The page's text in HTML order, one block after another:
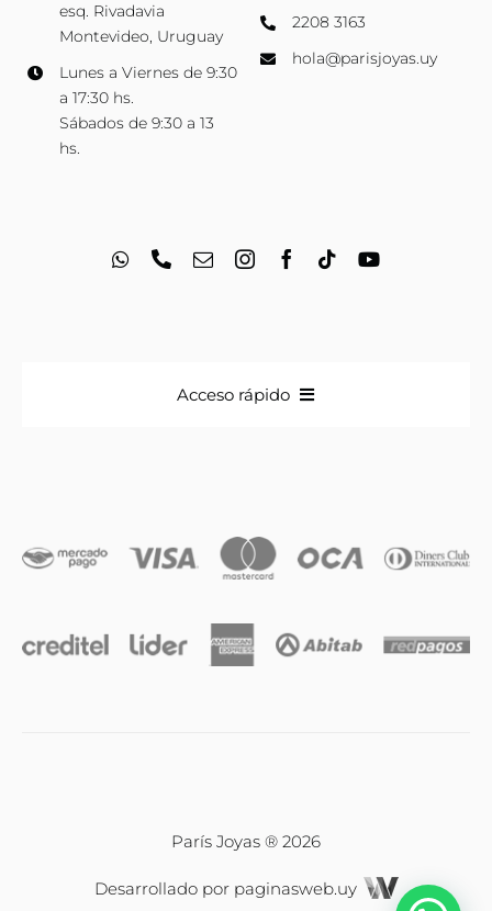
esq. Rivadavia
Montevideo, Uruguay
Lunes a Viernes de 9:30
a 17:30 hs.
Sábados de 9:30 a 13
hs.
2208 3163
hola@parisjoyas.uy
Acceso rápido
Iniciales
Relojes
París Joyas ® 2026
Desarrollado por paginasweb.uy